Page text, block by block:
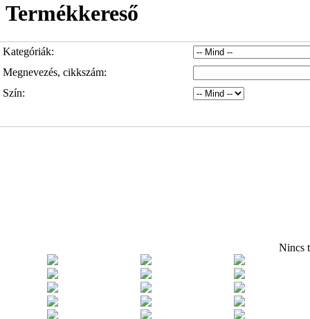
Termékkereső
Kategóriák:
Megnevezés, cikkszám:
Szín:
Nincs